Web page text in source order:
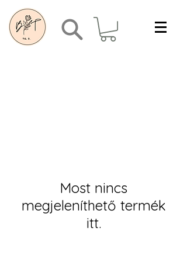
Most nincs
megjeleníthető termék
itt.